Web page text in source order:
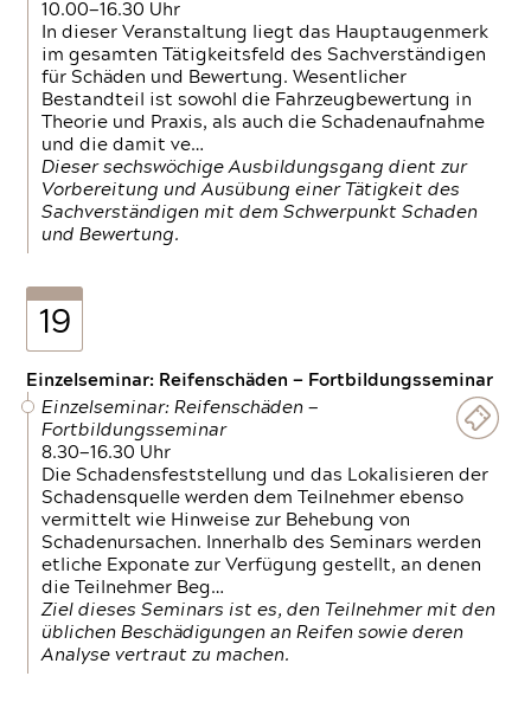
10.00—16.30 Uhr
In dieser Veranstaltung liegt das Hauptaugenmerk
im gesamten Tätigkeitsfeld des Sachverständigen
für Schäden und Bewertung. Wesentlicher
Bestandteil ist sowohl die Fahrzeugbewertung in
Theorie und Praxis, als auch die Schadenaufnahme
und die damit ve…
Dieser sechswöchige Ausbildungsgang dient zur
Vorbereitung und Ausübung einer Tätigkeit des
Sachverständigen mit dem Schwerpunkt Schaden
und Bewertung.
19
Einzelseminar: Reifenschäden — Fortbildungsseminar
Einzelseminar: Reifenschäden —
Fortbildungsseminar
8.30—16.30 Uhr
Die Schadensfeststellung und das Lokalisieren der
Schadensquelle werden dem Teilnehmer ebenso
vermittelt wie Hinweise zur Behebung von
Schadenursachen. Innerhalb des Seminars werden
etliche Exponate zur Verfügung gestellt, an denen
die Teilnehmer Beg…
Ziel dieses Seminars ist es, den Teilnehmer mit den
üblichen Beschädigungen an Reifen sowie deren
Analyse vertraut zu machen.